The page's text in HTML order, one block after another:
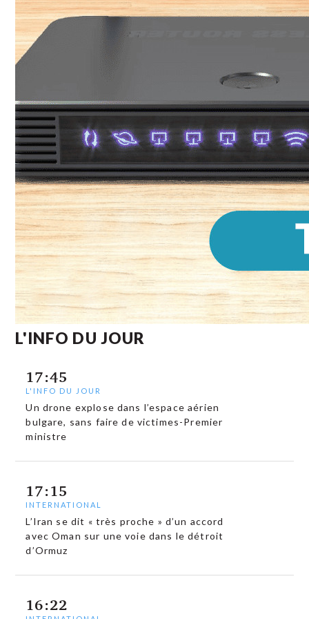
L'INFO DU JOUR
17:45
L'INFO DU JOUR
Un drone explose dans l’espace aérien
bulgare, sans faire de victimes-Premier
ministre
17:15
INTERNATIONAL
L’Iran se dit « très proche » d’un accord
avec Oman sur une voie dans le détroit
d’Ormuz
16:22